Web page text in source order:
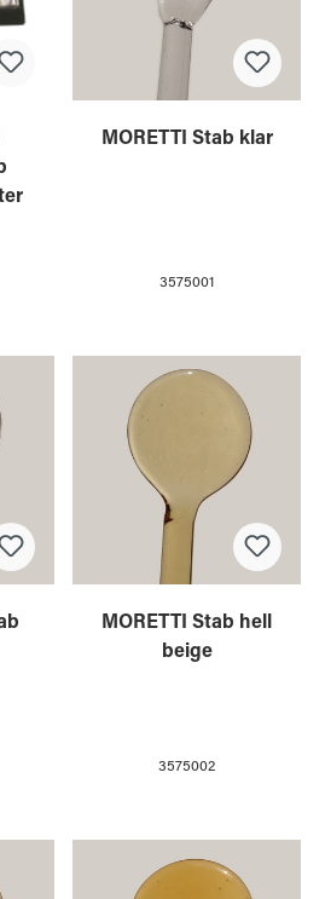
MORETTI Stab klar
3575001
MORETTI Stab hell
beige
3575002